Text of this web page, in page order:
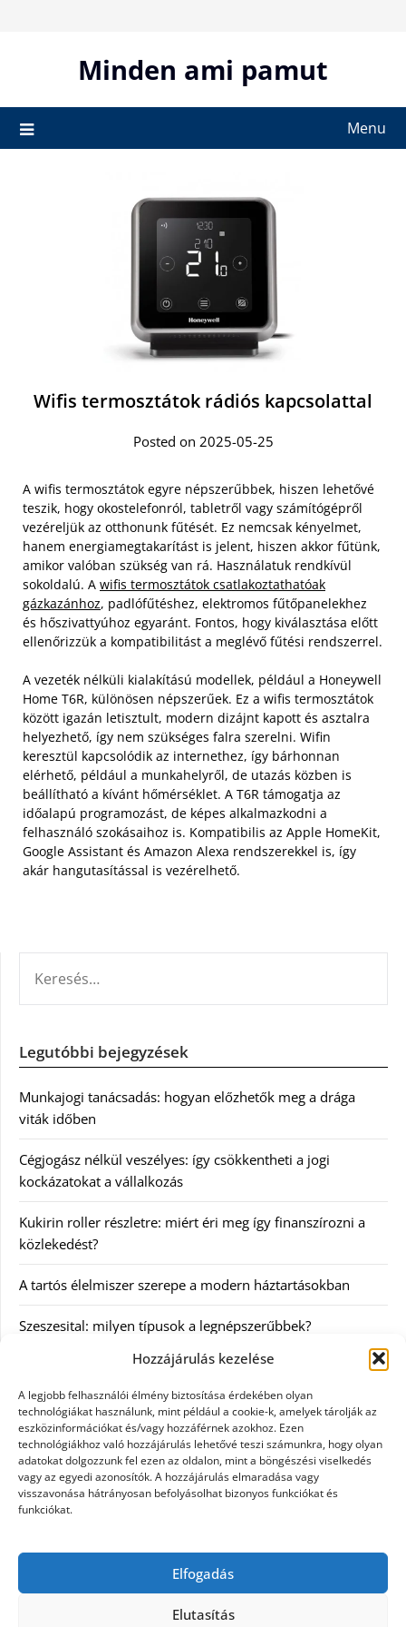
Hozzájárulás kezelése
A legjobb felhasználói élmény biztosítása érdekében olyan
technológiákat használunk, mint például a cookie-k, amelyek tárolják az
eszközinformációkat és/vagy hozzáférnek azokhoz. Ezen
technológiákhoz való hozzájárulás lehetővé teszi számunkra, hogy olyan
adatokat dolgozzunk fel ezen az oldalon, mint a böngészési viselkedés
vagy az egyedi azonosítók. A hozzájárulás elmaradása vagy
visszavonása hátrányosan befolyásolhat bizonyos funkciókat és
funkciókat.
Elfogadás
Elutasítás
Minden ami pamut
Menu
Wifis termosztátok rádiós kapcsolattal
Posted on 2025-05-25
A wifis termosztátok egyre népszerűbbek, hiszen lehetővé
teszik, hogy okostelefonról, tabletről vagy számítógépről
vezéreljük az otthonunk fűtését. Ez nemcsak kényelmet,
hanem energiamegtakarítást is jelent, hiszen akkor fűtünk,
amikor valóban szükség van rá. Használatuk rendkívül
sokoldalú. A wifis termosztátok csatlakoztathatóak
gázkazánhoz, padlófűtéshez, elektromos fűtőpanelekhez
és hőszivattyúhoz egyaránt. Fontos, hogy kiválasztása előtt
ellenőrizzük a kompatibilitást a meglévő fűtési rendszerrel.
A vezeték nélküli kialakítású modellek, például a Honeywell
Home T6R, különösen népszerűek. Ez a wifis termosztátok
között igazán letisztult, modern dizájnt kapott és asztalra
helyezhető, így nem szükséges falra szerelni. Wifin
keresztül kapcsolódik az internethez, így bárhonnan
elérhető, például a munkahelyről, de utazás közben is
beállítható a kívánt hőmérséklet. A T6R támogatja az
időalapú programozást, de képes alkalmazkodni a
felhasználó szokásaihoz is. Kompatibilis az Apple HomeKit,
Google Assistant és Amazon Alexa rendszerekkel is, így
akár hangutasítással is vezérelhető.
Legutóbbi bejegyzések
Munkajogi tanácsadás: hogyan előzhetők meg a drága
viták időben
Cégjogász nélkül veszélyes: így csökkentheti a jogi
kockázatokat a vállalkozás
Kukirin roller részletre: miért éri meg így finanszírozni a
közlekedést?
A tartós élelmiszer szerepe a modern háztartásokban
Szeszesital: milyen típusok a legnépszerűbbek?
Egyéb
Irodalom
Szolgáltatás
Szórakozás
Webáruház